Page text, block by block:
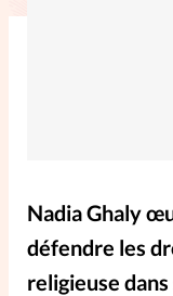
La Bible
Nadia Ghaly
défendre les
religieuse dans